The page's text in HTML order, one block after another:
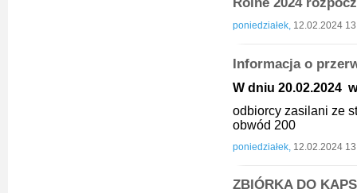
Rolne 2024
poniedziałek, 12.02.2024
Informacja o
W dniu 20.02.2024
odbiorcy zasilani ze
obwód 200
poniedziałek, 12.02.2024
ZBIÓRKA DO